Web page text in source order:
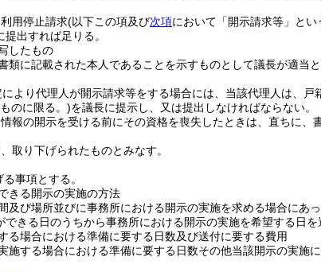
用停止請求(以下この項及び次項において「開示請求等」とい
出すれば足りる。
したもの
類に記載された本人であることを示すものとして議長が適当
より代理人が開示請求等をする場合には、当該代理人は、戸
のに限る。)を議長に提示し、又は提出しなければならない。
報の開示を受ける前にその資格を喪失したときは、直ちに、
取り下げられたものとみなす。
事項とする。
きる開示の実施の方法
び場所並びに事務所における開示の実施を求める場合にあっ
きる日のうちから事務所における開示の実施を希望する日を
場合における準備に要する日数及び送付に要する費用
施する場合における準備に要する日数その他当該開示の実施